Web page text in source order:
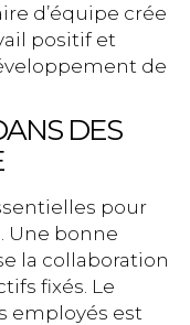
d’équipe crée
positif et
de
DES
pour
. Une bonne
la collaboration
fixés. Le
employés est